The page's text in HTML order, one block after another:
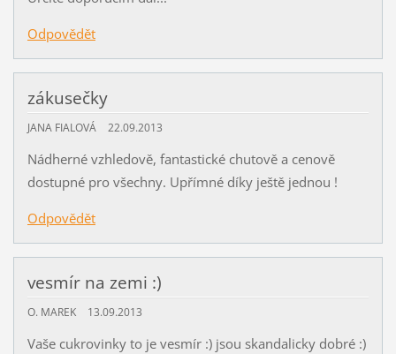
Odpovědět
zákusečky
JANA FIALOVÁ 22.09.2013
Nádherné vzhledově, fantastické chutově a cenově
dostupné pro všechny. Upřímné díky ještě jednou !
Odpovědět
vesmír na zemi :)
O. MAREK 13.09.2013
Vaše cukrovinky to je vesmír :) jsou skandalicky dobré :)